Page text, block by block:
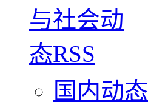
国内动态